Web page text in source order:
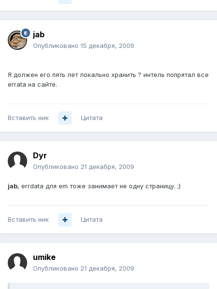
jab
Опубликовано 15 декабря, 2009
Я должен его пять лет локально хранить ? интель попрятал все
errata на сайте.
Вставить ник Цитата
Dyr
Опубликовано 21 декабря, 2009
jab, errdata для em тоже занимает не одну страницу. ;)
Вставить ник Цитата
umike
Опубликовано 21 декабря, 2009